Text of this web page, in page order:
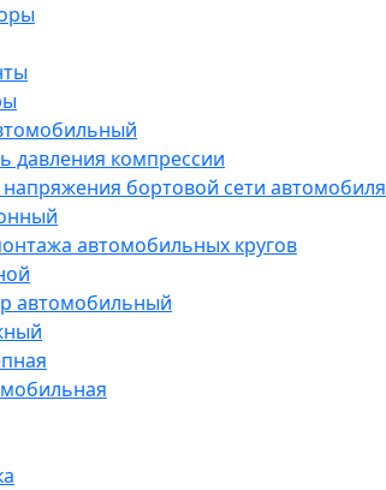
давления компрессии
бортовой сети автомобиля
автомобильных кругов
автомобильный